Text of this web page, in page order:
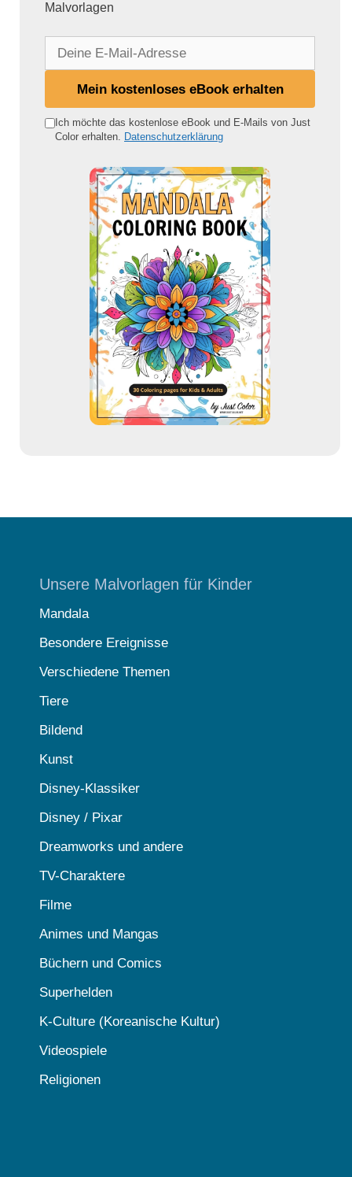
Malvorlagen
e
Mein kostenloses eBook erhalten
Ich möchte das kostenlose eBook und E-Mails von Just
Color erhalten.
Datenschutzerklärung
Unsere Malvorlagen für Kinder
Mandala
Besondere Ereignisse
Verschiedene Themen
Tiere
Bildend
Kunst
Disney-Klassiker
Disney / Pixar
Dreamworks und andere
TV-Charaktere
Filme
Animes und Mangas
Büchern und Comics
Superhelden
K-Culture (Koreanische Kultur)
Videospiele
Religionen